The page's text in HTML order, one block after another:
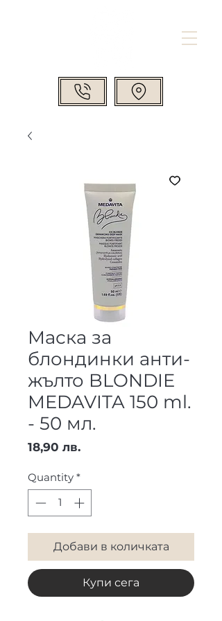
Маска за
блондинки анти-
жълто BLONDIE
MEDAVITA 150 ml.
- 50 мл.
18,90 лв.Price
Quantity *
Добави в количката
Купи сега